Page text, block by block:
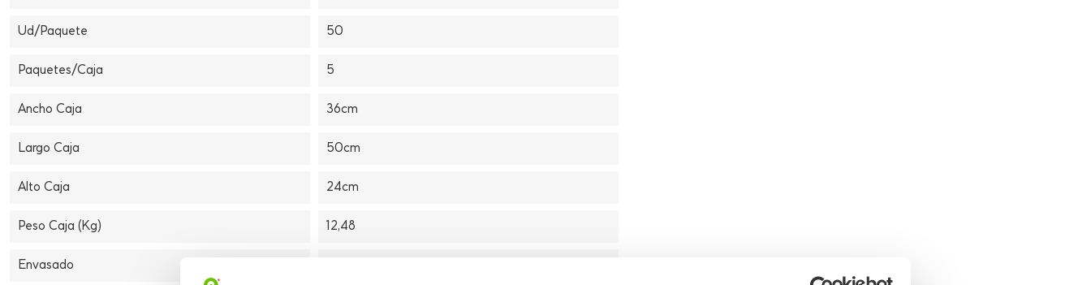
Ud/Paquete 50
Paquetes/Caja 5
Ancho Caja 36cm
Largo Caja 50cm
Alto Caja 24cm
Peso Caja (Kg) 12,48
Envasado